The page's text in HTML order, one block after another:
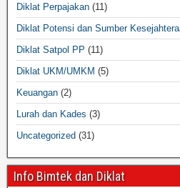
Diklat Perpajakan (11)
Diklat Potensi dan Sumber
Diklat Satpol PP (11)
Diklat UKM/UMKM (5)
Keuangan (2)
Lurah dan Kades (3)
Uncategorized (31)
Info Bimtek dan Diklat